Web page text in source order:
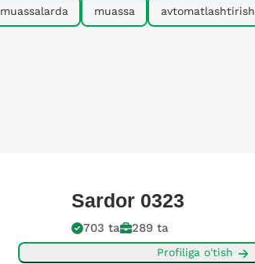
muassalarda muassa avtomatlashtirish
Sardor 0323
703 ta 289 ta
Profiliga o'tish